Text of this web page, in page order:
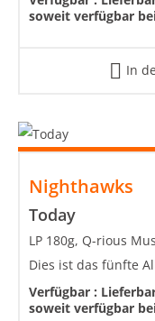
soweit verfügbar
In
Nighthawks
Today
LP 180g, Q-rious
Dies ist das fünfte
Verfügbar :
soweit verfügbar